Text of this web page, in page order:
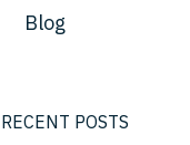
Blog
RECENT POSTS